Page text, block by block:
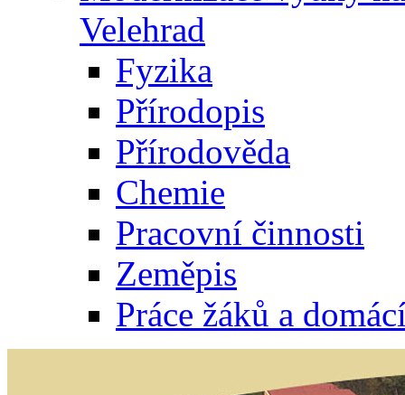
Velehrad
Fyzika
Přírodopis
Přírodověda
Chemie
Pracovní činnosti
Zeměpis
Práce žáků a